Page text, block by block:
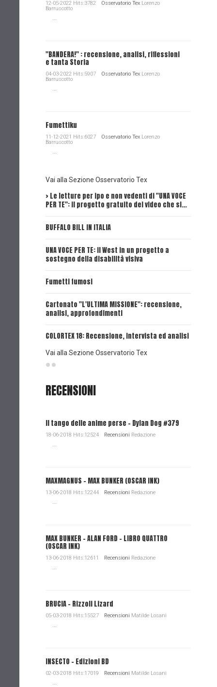
12-05-2022 Hits:3782 Osservatorio Tex Lorenzo
Barruscotto
...
"BANDERA!" : recensione, analisi, riflessioni
e tanta Storia
04-03-2022 Hits:5907 Osservatorio Tex Lorenzo
Barruscotto
...
Fumettiku
11-12-2021 Hits:6027 Osservatorio Tex Lorenzo
Barruscotto
...
Vai alla Sezione Osservatorio Tex
> Le letture per ipo e non vedenti di "UNA VOCE
PER TE": il progetto gratuito dei video che si…
BUFFALO BILL IN ITALIA
UNA VOCE PER TE: il West in un progetto a
sostegno della disabilità visiva
Fumetti fumosi
Cartonato "L'ULTIMA MISSIONE": recensione,
analisi, approfondimenti
COLORTEX 18: Recensione, intervista ed analisi
Vai alla Sezione Osservatorio Tex
RECENSIONI
Il tango delle anime perse - Dylan Dog #379
18-06-2018 Hits:12524 Recensioni Redazione
...
MAXMAGNUS – MAX BUNKER (OSCAR INK)
13-06-2018 Hits:12244 Recensioni Redazione
...
MAX BUNKER – ALAN FORD – LIBRO QUATTRO
(OSCAR INK)
13-06-2018 Hits:12611 Recensioni Redazione
...
BRUCIA - Rizzoli Lizard
05-03-2018 Hits:15527 Recensioni Matilde Losani
...
INSECTO - Edizioni BD
02-03-2018 Hits:17019 Recensioni Matilde Losani
...